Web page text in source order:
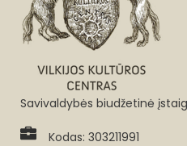
Savivaldybės biudžetinė
Kodas: 303211991